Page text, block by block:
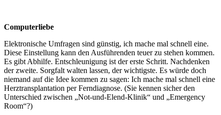
Computerliebe
Elektronische Umfragen sind günstig, ich mache mal schnell eine.
Diese Einstellung kann den Ausführenden teuer zu stehen kommen.
Es gibt Abhilfe. Entschleunigung ist der erste Schritt. Nachdenken
der zweite. Sorgfalt walten lassen, der wichtigste. Es würde doch
niemand auf die Idee kommen zu sagen: Ich mache mal schnell eine
Herztransplantation per Ferndiagnose. (Sie kennen sicher den
Unterschied zwischen „Not-und-Elend-Klinik“ und „Emergency
Room“?)